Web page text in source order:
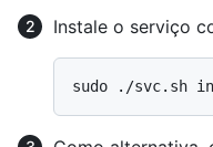
Instale o serviço